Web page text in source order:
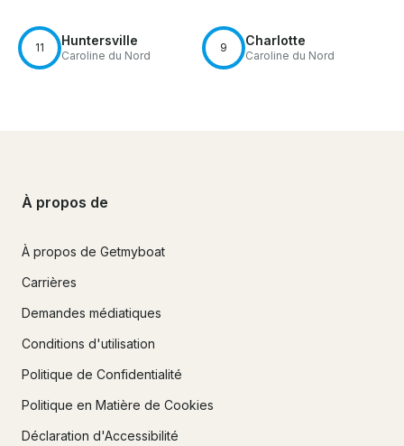
11 Huntersville
Caroline du Nord
9 Charlotte
Caroline du Nord
À propos de
À propos de Getmyboat
Carrières
Demandes médiatiques
Conditions d'utilisation
Politique de Confidentialité
Politique en Matière de Cookies
Déclaration d'Accessibilité